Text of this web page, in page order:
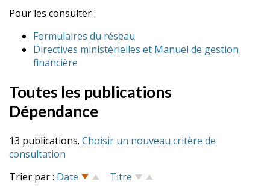
Pour les consulter :
Formulaires du réseau
Directives ministérielles et Manuel de gestion
financière
Toutes les publications
Dépendance
13 publications. Choisir un nouveau critère de
consultation
Trier par : Date Titre